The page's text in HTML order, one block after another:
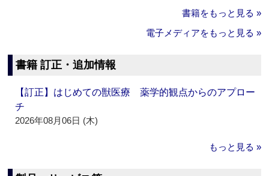
書籍をもっと見る »
電子メディアをもっと見る »
書籍 訂正・追加情報
【訂正】はじめての獣医療 薬学的観点からのアプロー
チ
2026年08月06日 (木)
もっと見る »